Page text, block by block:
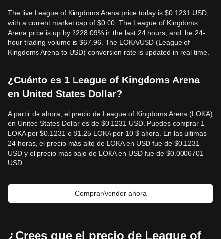
The live League of Kingdoms Arena price today is $0.1231 USD,
with a current market cap of $0.00. The League of Kingdoms
Arena price is up by 2228.09% in the last 24 hours, and the 24-
hour trading volume is $67.96. The LOKA/USD (League of
Kingdoms Arena to USD) conversion rate is updated in real time.
¿Cuánto es 1 League of Kingdoms Arena
en United States Dollar?
A partir de ahora, el precio de League of Kingdoms Arena (LOKA)
en United States Dollar es de $0.1231 USD. Puedes comprar 1
LOKA por $0.1231 o 81.25 LOKA por 10 $ ahora. En las últimas
24 horas, el precio más alto de LOKA en USD fue de $0.1231
USD y el precio más bajo de LOKA en USD fue de $0.0006701
USD.
Comprar/vender ahora
¿Crees que el precio de League of